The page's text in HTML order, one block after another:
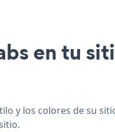
en tu
y los colores de su